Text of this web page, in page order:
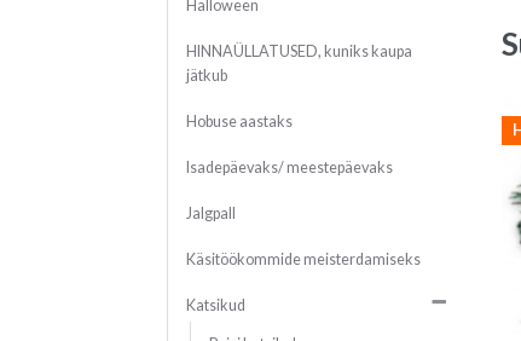
Halloween
HINNAÜLLATUSED, kuniks kaupa
jätkub
Hobuse aastaks
Isadepäevaks/ meestepäevaks
Jalgpall
Käsitöökommide meisterdamiseks
Katsikud